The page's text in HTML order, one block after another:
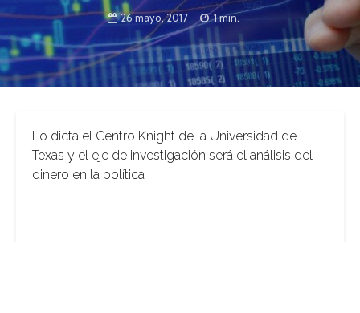
26 mayo, 2017 1 min.
Lo dicta el Centro Knight de la Universidad de
Texas y el eje de investigación será el análisis del
dinero en la política